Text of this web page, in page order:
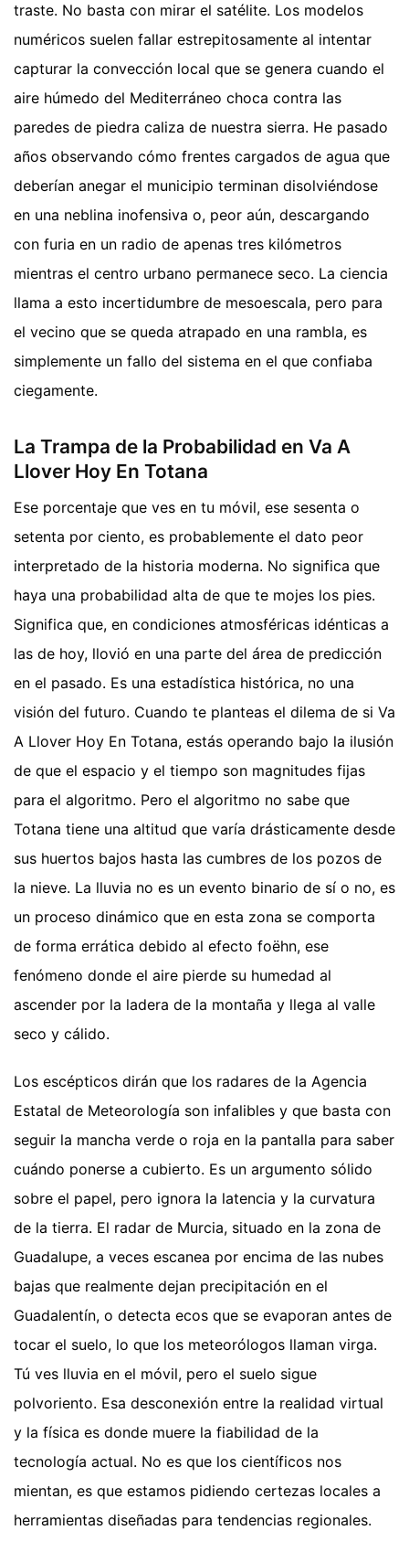
traste. No basta con mirar el satélite. Los modelos
numéricos suelen fallar estrepitosamente al intentar
capturar la convección local que se genera cuando el
aire húmedo del Mediterráneo choca contra las
paredes de piedra caliza de nuestra sierra. He pasado
años observando cómo frentes cargados de agua que
deberían anegar el municipio terminan disolviéndose
en una neblina inofensiva o, peor aún, descargando
con furia en un radio de apenas tres kilómetros
mientras el centro urbano permanece seco. La ciencia
llama a esto incertidumbre de mesoescala, pero para
el vecino que se queda atrapado en una rambla, es
simplemente un fallo del sistema en el que confiaba
ciegamente.
La Trampa de la Probabilidad en Va A
Llover Hoy En Totana
Ese porcentaje que ves en tu móvil, ese sesenta o
setenta por ciento, es probablemente el dato peor
interpretado de la historia moderna. No significa que
haya una probabilidad alta de que te mojes los pies.
Significa que, en condiciones atmosféricas idénticas a
las de hoy, llovió en una parte del área de predicción
en el pasado. Es una estadística histórica, no una
visión del futuro. Cuando te planteas el dilema de si Va
A Llover Hoy En Totana, estás operando bajo la ilusión
de que el espacio y el tiempo son magnitudes fijas
para el algoritmo. Pero el algoritmo no sabe que
Totana tiene una altitud que varía drásticamente desde
sus huertos bajos hasta las cumbres de los pozos de
la nieve. La lluvia no es un evento binario de sí o no, es
un proceso dinámico que en esta zona se comporta
de forma errática debido al efecto foëhn, ese
fenómeno donde el aire pierde su humedad al
ascender por la ladera de la montaña y llega al valle
seco y cálido.
Los escépticos dirán que los radares de la Agencia
Estatal de Meteorología son infalibles y que basta con
seguir la mancha verde o roja en la pantalla para saber
cuándo ponerse a cubierto. Es un argumento sólido
sobre el papel, pero ignora la latencia y la curvatura
de la tierra. El radar de Murcia, situado en la zona de
Guadalupe, a veces escanea por encima de las nubes
bajas que realmente dejan precipitación en el
Guadalentín, o detecta ecos que se evaporan antes de
tocar el suelo, lo que los meteorólogos llaman virga.
Tú ves lluvia en el móvil, pero el suelo sigue
polvoriento. Esa desconexión entre la realidad virtual
y la física es donde muere la fiabilidad de la
tecnología actual. No es que los científicos nos
mientan, es que estamos pidiendo certezas locales a
herramientas diseñadas para tendencias regionales.